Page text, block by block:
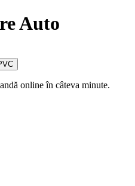
Auto
online în câteva minute.